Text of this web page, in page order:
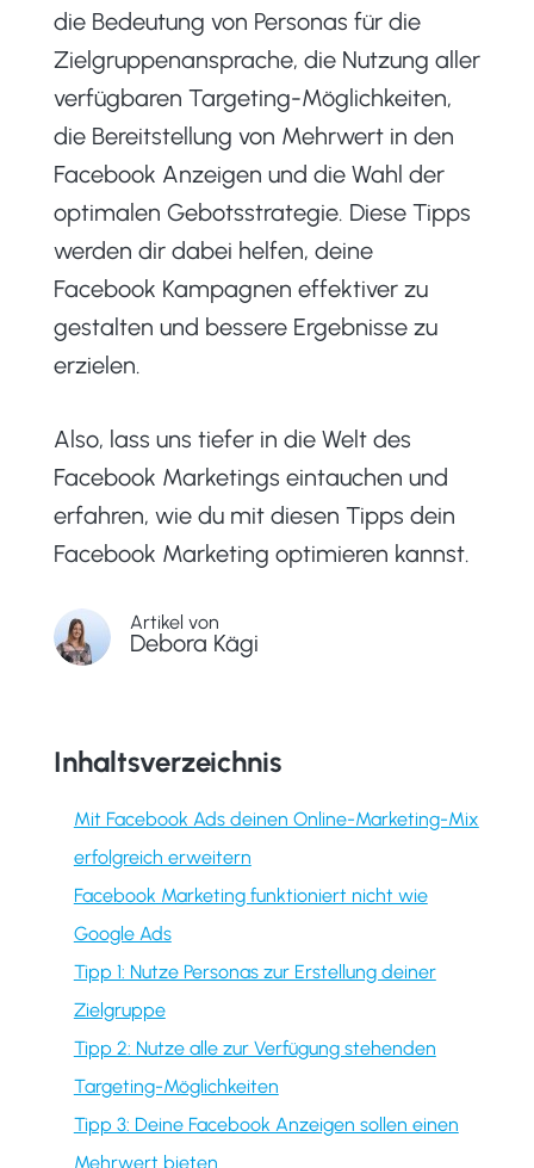
die Bedeutung von Personas für die
Zielgruppenansprache, die Nutzung aller
verfügbaren Targeting-Möglichkeiten,
die Bereitstellung von Mehrwert in den
Facebook Anzeigen und die Wahl der
optimalen Gebotsstrategie. Diese Tipps
werden dir dabei helfen, deine
Facebook Kampagnen effektiver zu
gestalten und bessere Ergebnisse zu
erzielen.
Also, lass uns tiefer in die Welt des
Facebook Marketings eintauchen und
erfahren, wie du mit diesen Tipps dein
Facebook Marketing optimieren kannst.
Artikel von
Debora Kägi
Inhaltsverzeichnis
Mit Facebook Ads deinen Online-Marketing-Mix
erfolgreich erweitern
Facebook Marketing funktioniert nicht wie
Google Ads
Tipp 1: Nutze Personas zur Erstellung deiner
Zielgruppe
Tipp 2: Nutze alle zur Verfügung stehenden
Targeting-Möglichkeiten
Tipp 3: Deine Facebook Anzeigen sollen einen
Mehrwert bieten